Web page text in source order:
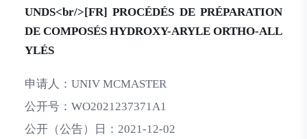
UNDS<br/>[FR] PROCÉDÉS DE PRÉPARATION
DE COMPOSÉS HYDROXY-ARYLE ORTHO-ALL
YLÉS
申请人： UNIV MCMASTER
公开号： WO2021237371A1
公开（公告）日： 2021-12-02